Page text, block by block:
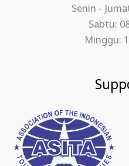
Senin -
Sabtu:
Minggu: